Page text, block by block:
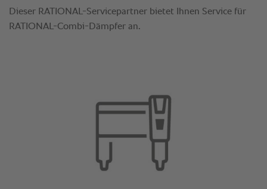
Dieser RATIONAL-Servicepartner bietet Ihnen Service für
RATIONAL-Combi-Dämpfer an.